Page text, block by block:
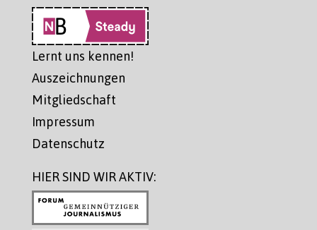
Lernt uns kennen!
Auszeichnungen
Mitgliedschaft
Impressum
Datenschutz
HIER SIND WIR AKTIV: